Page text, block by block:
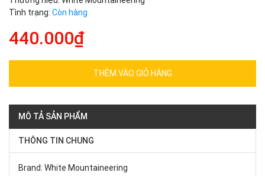
Tình trạng: Còn hàng
440.000₫
THÊM VÀO GIỎ HÀNG
MÔ TẢ SẢN PHẨM
THÔNG TIN CHUNG
Brand: White Mountaineering